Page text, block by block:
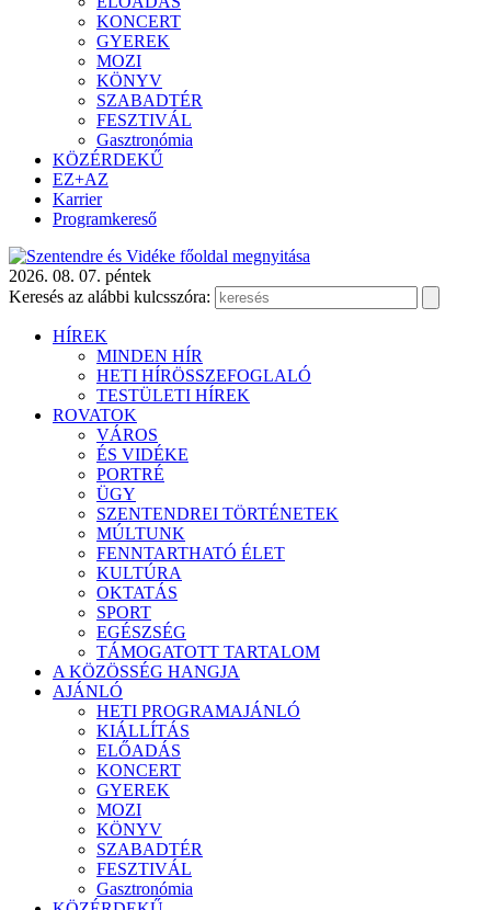
KONCERT
GYEREK
MOZI
KÖNYV
SZABADTÉR
FESZTIVÁL
Gasztronómia
KÖZÉRDEKŰ
EZ+AZ
Karrier
Programkereső
2026. 08. 07. péntek
Keresés az alábbi kulcsszóra:
HÍREK
MINDEN HÍR
HETI HÍRÖSSZEFOGLALÓ
TESTÜLETI HÍREK
ROVATOK
VÁROS
ÉS VIDÉKE
PORTRÉ
ÜGY
SZENTENDREI TÖRTÉNETEK
MÚLTUNK
FENNTARTHATÓ ÉLET
KULTÚRA
OKTATÁS
SPORT
EGÉSZSÉG
TÁMOGATOTT TARTALOM
A KÖZÖSSÉG HANGJA
AJÁNLÓ
HETI PROGRAMAJÁNLÓ
KIÁLLÍTÁS
ELŐADÁS
KONCERT
GYEREK
MOZI
KÖNYV
SZABADTÉR
FESZTIVÁL
Gasztronómia